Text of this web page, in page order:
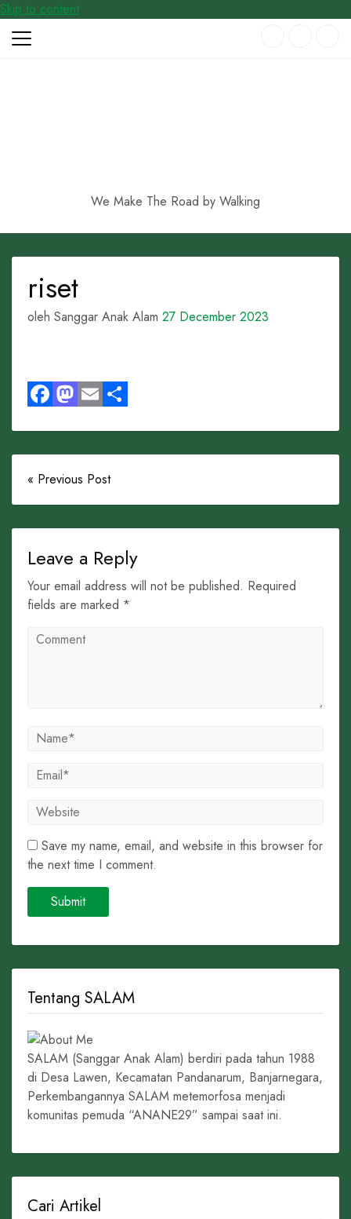
Skip to content
We Make The Road by Walking
riset
oleh Sanggar Anak Alam 27 December 2023
« Previous Post
Leave a Reply
Your email address will not be published. Required
fields are marked *
Save my name, email, and website in this browser for
the next time I comment.
Tentang SALAM
SALAM (Sanggar Anak Alam) berdiri pada tahun 1988
di Desa Lawen, Kecamatan Pandanarum, Banjarnegara,
Perkembangannya SALAM metemorfosa menjadi
komunitas pemuda “ANANE29” sampai saat ini.
Cari Artikel